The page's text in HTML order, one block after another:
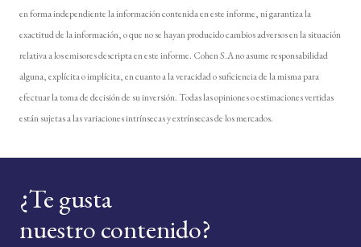
en forma independiente la información contenida en este informe, ni garantiza la
exactitud de la información, o que no se hayan producido cambios adversos en la situación
relativa a los emisores descripta en este informe. Cohen S.A no asume responsabilidad
alguna, explícita o implícita, en cuanto a la veracidad o suficiencia de la misma para
efectuar la toma de decisión de su inversión. Todas las opiniones o estimaciones vertidas
están sujetas a las variaciones intrínsecas y extrínsecas de los mercados.
¿Te gusta
nuestro contenido?